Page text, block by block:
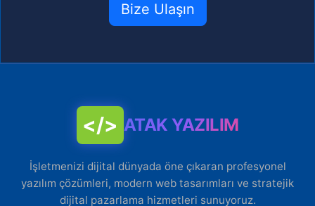
Bize Ulaşın
</> ATAK YAZILIM
İşletmenizi dijital dünyada öne çıkaran profesyonel
yazılım çözümleri, modern web tasarımları ve stratejik
dijital pazarlama hizmetleri sunuyoruz.